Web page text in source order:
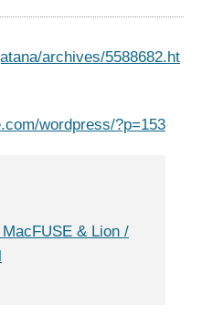
archives/5588682.ht
wordpress/?p=153
& Lion /